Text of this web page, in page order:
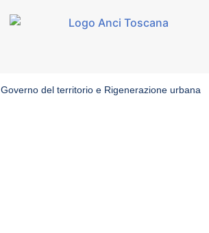
Governo del territorio e Rigenerazione urbana